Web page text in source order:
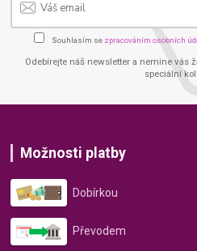
Souhlasím se zpracováním osobních
Odebírejte náš newsletter a nemine vás
speciální
Možnosti platby
Dobírkou
Převodem